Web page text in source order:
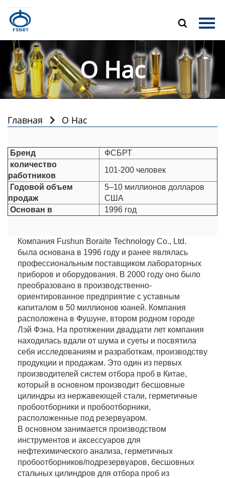

Главная
Продукция
О Нас
Новости
О Hас
Главная  О Hас
Бренд
ФСБРТ
количество
работников
101-200 человек
Годовой объем
продаж
5–10 миллионов долларов
США
Основан в
1996 год
Компания Fushun Boraite Technology Co., Ltd.
была основана в 1996 году и ранее являлась
профессиональным поставщиком лабораторных
приборов и оборудования. В 2000 году оно было
преобразовано в производственно-
ориентированное предприятие с уставным
капиталом в 50 миллионов юаней. Компания
расположена в Фушуне, втором родном городе
Лэй Фэна. На протяжении двадцати лет компания
находилась вдали от шума и суеты и посвятила
себя исследованиям и разработкам, производству
продукции и продажам. Это один из первых
производителей систем отбора проб в Китае,
который в основном производит бесшовные
цилиндры из нержавеющей стали, герметичные
пробоотборники и пробоотборники,
расположенные под резервуаром.
В основном занимается производством
инструментов и аксессуаров для
нефтехимического анализа, герметичных
пробоотборников/подрезервуаров, бесшовных
стальных цилиндров для отбора проб из